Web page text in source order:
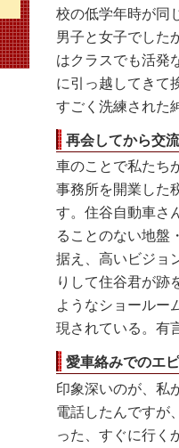
校の低学年時が同
男子と女子でした
はクラスでも活発
に引っ越してきて
すごく洗練された
再会してから交
車のことで私たち
事務所を開業した
す。住谷自動車さ
ることのない地盤
据え、高いビジョ
りして住谷君が跡
ようなショールー
現されている。有
愛車絡みでのエ
印象深いのが、私
電話したんですが
った、すぐに行く